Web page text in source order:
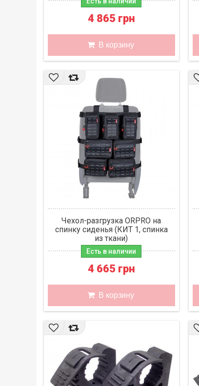
4 865 грн
В корзину
Чехол-разгрузка ORPRO на
спинку сиденья (КИТ 1, спинка
из ткани)
Есть в наличии
4 665 грн
В корзину